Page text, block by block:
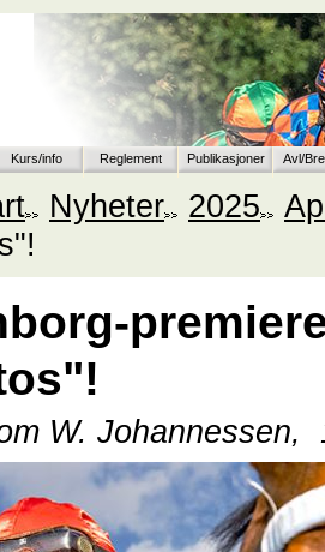
Kurs/info Reglement Publikasjoner Avl/
Nyheter 2025
W. Johannessen,